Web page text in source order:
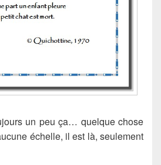
un peu ça… quelque chose
échelle, il est là, seulement